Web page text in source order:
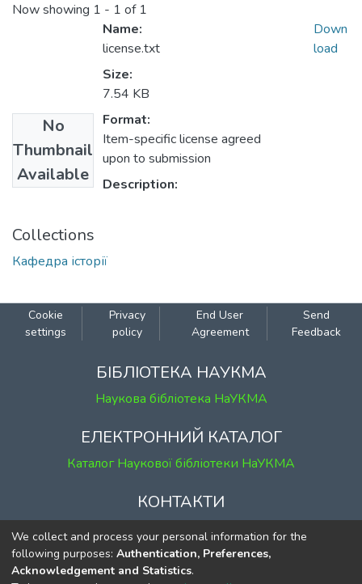
Now showing 1 - 1 of 1
No
Thumbnail
Available
Name:
license.txt
Size:
7.54 KB
Format:
Item-specific license agreed
upon to submission
Description:
Down
load
Collections
Кафедра історії
Cookie
settings
Privacy
policy
End User
Agreement
Send
Feedback
БІБЛІОТЕКА НАУКМА
Наукова бібліотека НаУКМА
ЕЛЕКТРОННИЙ КАТАЛОГ
Каталог Наукової бібліотеки НаУКМА
КОНТАКТИ
м. Київ, вул. Григорія Сковороди, 2
к. 1, к. 120
тел. (044) 463-69-31
We collect and process your personal information for the
following purposes: Authentication, Preferences,
Acknowledgement and Statistics.